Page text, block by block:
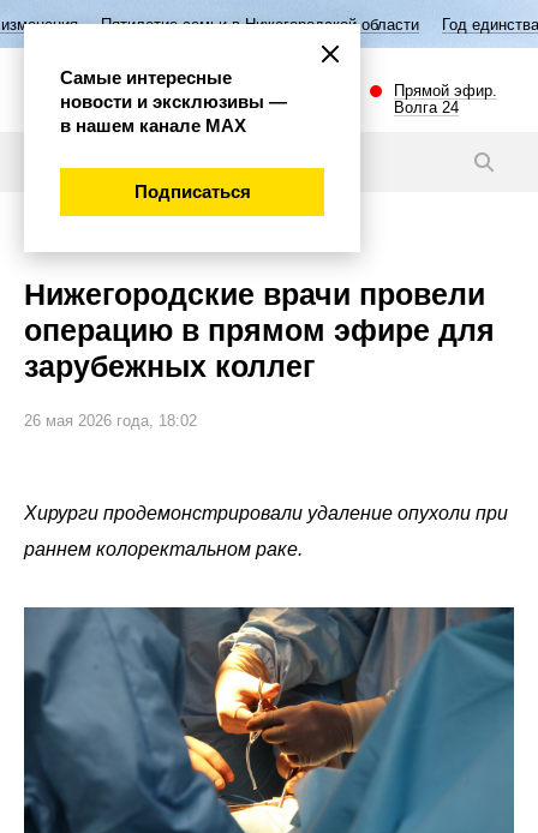
семьи в Нижегородской области Год единства народов России
Прямой эфир.
Волга 24
Нижегородские врачи провели
операцию в прямом эфире для
зарубежных коллег
26 мая 2026 года, 18:02
Хирурги продемонстрировали удаление опухоли при
раннем колоректальном раке.
Самые интересные
новости и эксклюзивы —
в нашем канале МАХ
Подписаться